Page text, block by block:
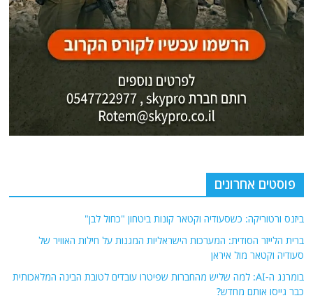
פוסטים אחרונים
ביזנס ורטוריקה: כשסעודיה וקטאר קונות ביטחון "כחול לבן"
ברית הלייזר הסודית: המערכות הישראליות המגנות על חילות האוויר של
סעודיה וקטאר מול איראן
בומרנג ה-AI: למה שליש מהחברות שפיטרו עובדים לטובת הבינה המלאכותית
כבר גייסו אותם מחדש?